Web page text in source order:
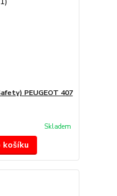
PEUGEOT 407
Skladem
košíku